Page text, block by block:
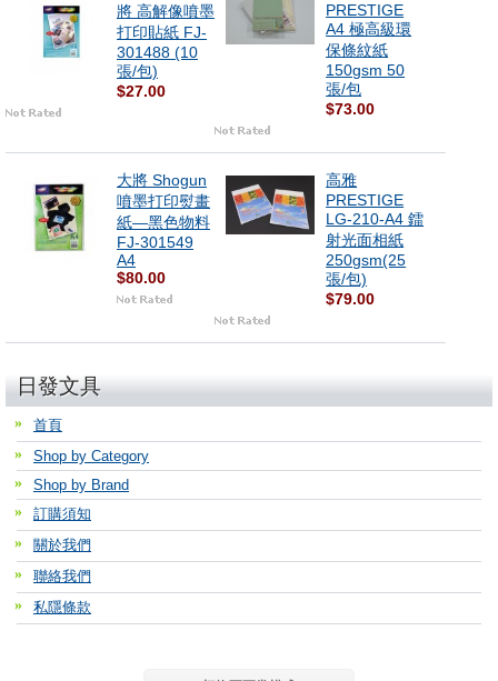
將 高解像噴墨
打印貼紙 FJ-
301488 (10
張/包)
$27.00
PRESTIGE
A4 極高級環
保條紋紙
150gsm 50
張/包
$73.00
大將 Shogun
噴墨打印熨畫
紙—黑色物料
FJ-301549
A4
$80.00
高雅
PRESTIGE
LG-210-A4 鐳
射光面相紙
250gsm(25
張/包)
$79.00
日發文具
首頁
Shop by Category
Shop by Brand
訂購須知
關於我們
聯絡我們
私隱條款